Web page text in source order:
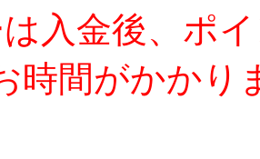
入金後、ポ
時間がかかり